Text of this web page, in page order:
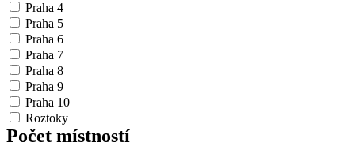
Praha 4
Praha 5
Praha 6
Praha 7
Praha 8
Praha 9
Praha 10
Roztoky
Počet místností